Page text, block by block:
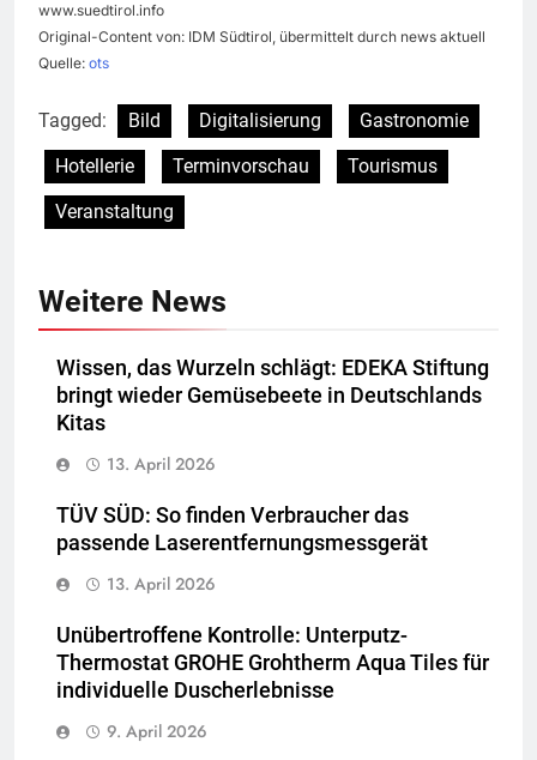
www.suedtirol.info
Original-Content von: IDM Südtirol, übermittelt durch news aktuell
Quelle: ots
Tagged: Bild Digitalisierung
Gastronomie
Hotellerie
Terminvorschau
Tourismus
Veranstaltung
Weitere News
Wissen, das Wurzeln schlägt: EDEKA Stiftung
bringt wieder Gemüsebeete in Deutschlands
Kitas
13. April 2026
TÜV SÜD: So finden Verbraucher das
passende Laserentfernungsmessgerät
13. April 2026
Unübertroffene Kontrolle: Unterputz-
Thermostat GROHE Grohtherm Aqua Tiles für
individuelle Duscherlebnisse
9. April 2026